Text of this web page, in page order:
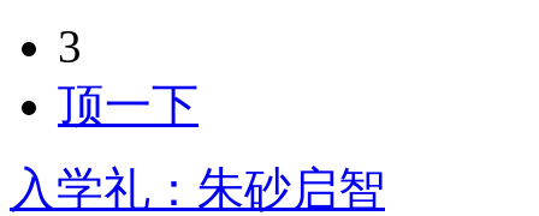
3
顶一下
入学礼：朱砂启智